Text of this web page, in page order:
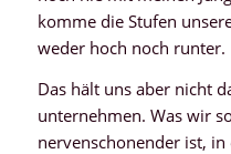
komme die Stufen
weder hoch noch runter.
Das hält uns aber nicht
unternehmen. Was wir
nervenschonender ist, in